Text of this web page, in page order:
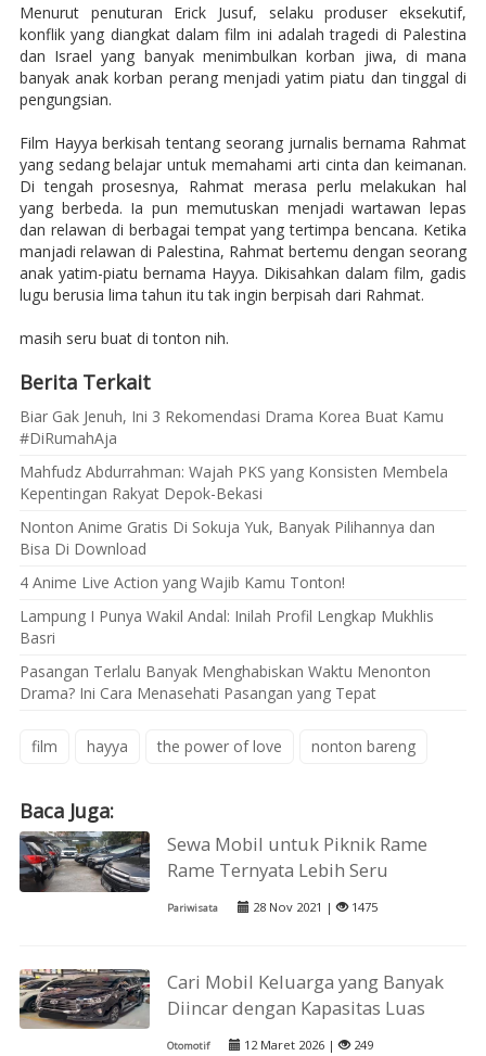
Menurut penuturan Erick Jusuf, selaku produser eksekutif,
konflik yang diangkat dalam film ini adalah tragedi di Palestina
dan Israel yang banyak menimbulkan korban jiwa, di mana
banyak anak korban perang menjadi yatim piatu dan tinggal di
pengungsian.
Film Hayya berkisah tentang seorang jurnalis bernama Rahmat
yang sedang belajar untuk memahami arti cinta dan keimanan.
Di tengah prosesnya, Rahmat merasa perlu melakukan hal
yang berbeda. Ia pun memutuskan menjadi wartawan lepas
dan relawan di berbagai tempat yang tertimpa bencana. Ketika
manjadi relawan di Palestina, Rahmat bertemu dengan seorang
anak yatim-piatu bernama Hayya. Dikisahkan dalam film, gadis
lugu berusia lima tahun itu tak ingin berpisah dari Rahmat.
masih seru buat di tonton nih.
Berita Terkait
Biar Gak Jenuh, Ini 3 Rekomendasi Drama Korea Buat Kamu
#DiRumahAja
Mahfudz Abdurrahman: Wajah PKS yang Konsisten Membela
Kepentingan Rakyat Depok-Bekasi
Nonton Anime Gratis Di Sokuja Yuk, Banyak Pilihannya dan
Bisa Di Download
4 Anime Live Action yang Wajib Kamu Tonton!
Lampung I Punya Wakil Andal: Inilah Profil Lengkap Mukhlis
Basri
Pasangan Terlalu Banyak Menghabiskan Waktu Menonton
Drama? Ini Cara Menasehati Pasangan yang Tepat
film hayya the power of love nonton bareng
Baca Juga:
Sewa Mobil untuk Piknik Rame
Rame Ternyata Lebih Seru
Pariwisata 28 Nov 2021 | 1475
Cari Mobil Keluarga yang Banyak
Diincar dengan Kapasitas Luas
Otomotif 12 Maret 2026 | 249